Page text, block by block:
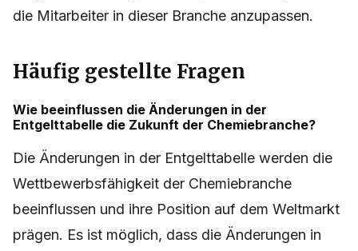
die Mitarbeiter in dieser Branche anzupassen.
Häufig gestellte Fragen
Wie beeinflussen die Änderungen in der
Entgelttabelle die Zukunft der Chemiebranche?
Die Änderungen in der Entgelttabelle werden die
Wettbewerbsfähigkeit der Chemiebranche
beeinflussen und ihre Position auf dem Weltmarkt
prägen. Es ist möglich, dass die Änderungen in